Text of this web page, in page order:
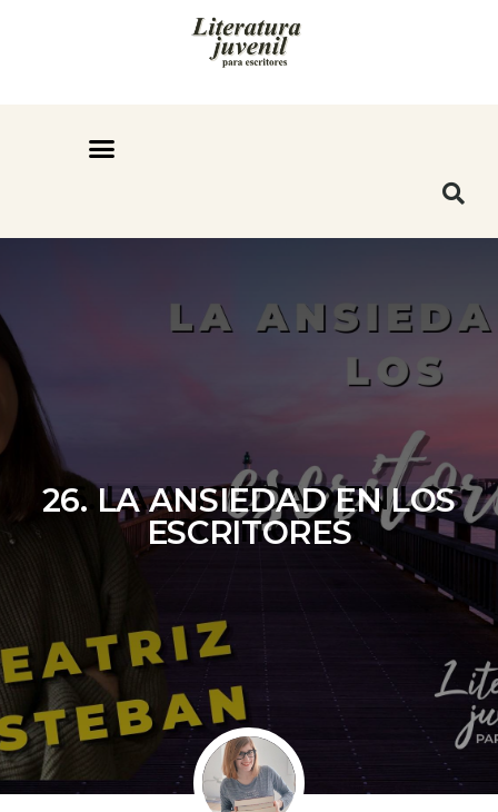
26. LA ANSIEDAD EN LOS
ESCRITORES